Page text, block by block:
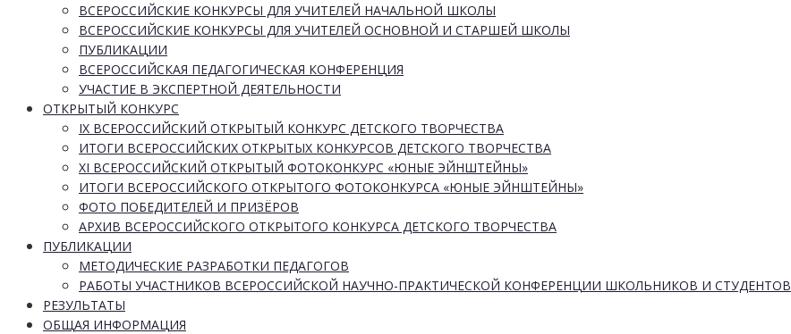
ВСЕРОССИЙСКИЕ КОНКУРСЫ ДЛЯ УЧИТЕЛЕЙ НАЧАЛЬНОЙ ШКОЛЫ
ВСЕРОССИЙСКИЕ КОНКУРСЫ ДЛЯ УЧИТЕЛЕЙ ОСНОВНОЙ И СТАРШЕЙ ШКОЛЫ
ПУБЛИКАЦИИ
ВСЕРОССИЙСКАЯ ПЕДАГОГИЧЕСКАЯ КОНФЕРЕНЦИЯ
УЧАСТИЕ В ЭКСПЕРТНОЙ ДЕЯТЕЛЬНОСТИ
ОТКРЫТЫЙ КОНКУРС
IX ВСЕРОССИЙСКИЙ ОТКРЫТЫЙ КОНКУРС ДЕТСКОГО ТВОРЧЕСТВА
ИТОГИ ВСЕРОССИЙСКИХ ОТКРЫТЫХ КОНКУРСОВ ДЕТСКОГО ТВОРЧЕСТВА
XI ВСЕРОССИЙСКИЙ ОТКРЫТЫЙ ФОТОКОНКУРС «ЮНЫЕ ЭЙНШТЕЙНЫ»
ИТОГИ ВСЕРОССИЙСКОГО ОТКРЫТОГО ФОТОКОНКУРСА «ЮНЫЕ ЭЙНШТЕЙНЫ»
ФОТО ПОБЕДИТЕЛЕЙ И ПРИЗЁРОВ
АРХИВ ВСЕРОССИЙСКОГО ОТКРЫТОГО КОНКУРСА ДЕТСКОГО ТВОРЧЕСТВА
ПУБЛИКАЦИИ
МЕТОДИЧЕСКИЕ РАЗРАБОТКИ ПЕДАГОГОВ
РАБОТЫ УЧАСТНИКОВ ВСЕРОССИЙСКОЙ НАУЧНО-ПРАКТИЧЕСКОЙ КОНФЕРЕНЦИИ ШКОЛЬНИКОВ И СТУДЕНТОВ
РЕЗУЛЬТАТЫ
ОБЩАЯ ИНФОРМАЦИЯ